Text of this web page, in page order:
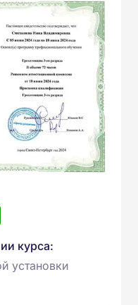
курса:
установки